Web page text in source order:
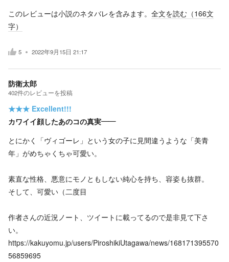
このレビューは小説のネタバレを含みます。 全文を読む（166文
字）
5 2022年9月15日 21:17
防衛太郎
402件のレビューを投稿
★★★ Excellent!!!
カワイイ顔したあのコの真実――
とにかく「ヴィゴーレ」という女の子に見間違うような「美青
年」がめちゃくちゃ可愛い。
素直な性格、悪意にモノともしない純心を持ち、容姿も抜群。
そして、可愛い（二度目
作者さんの近況ノート、ツイートに載ってるので是非見て下さ
い。
https://kakuyomu.jp/users/PiroshikiUtagawa/news/168171395570
56859695